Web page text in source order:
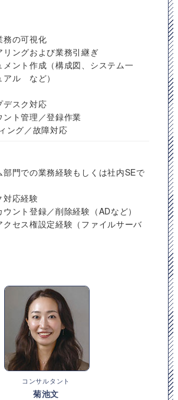
の可視化
ングおよび業務引継ぎ
ント作成（構成図、システム一
アル など）
スク対応
ト管理／登録作業
ング／故障対応
部門での業務経験もしくは社内SEで
対応経験
ウント登録／削除経験（ADなど）
クセス権設定経験（ファイルサーバ
コンサルタント
菊池文